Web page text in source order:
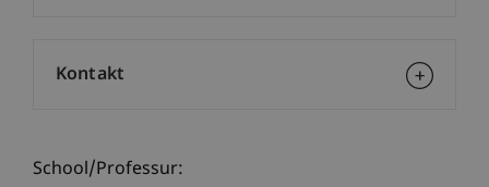
School/Professur:
Kontakt